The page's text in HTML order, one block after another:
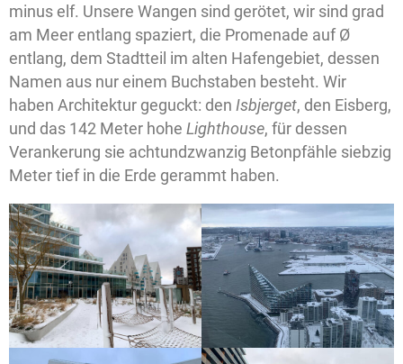
minus elf. Unsere Wangen sind gerötet, wir sind grad
am Meer entlang spaziert, die Promenade auf Ø
entlang, dem Stadtteil im alten Hafengebiet, dessen
Namen aus nur einem Buchstaben besteht. Wir
haben Architektur geguckt: den Isbjerget, den Eisberg,
und das 142 Meter hohe Lighthouse, für dessen
Verankerung sie achtundzwanzig Betonpfähle siebzig
Meter tief in die Erde gerammt haben.